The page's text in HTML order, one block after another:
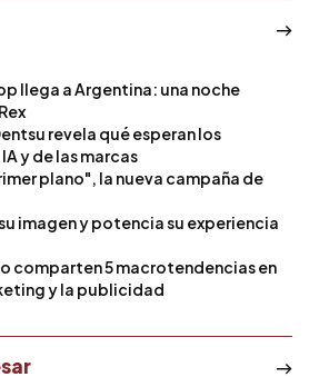
llega a Argentina: una noche
revela qué esperan los
y de las marcas
plano", la nueva campaña de
imagen y potencia su experiencia
comparten 5 macrotendencias en
y la publicidad